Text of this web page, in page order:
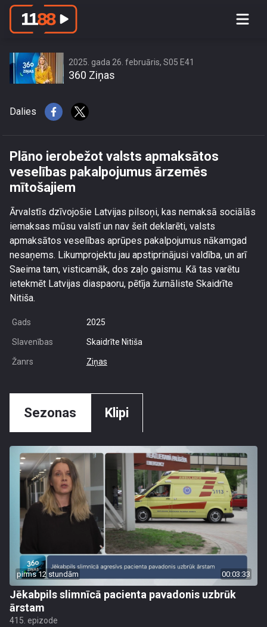
Plāno ierobežot valsts apmaksātos
2025. gada 26. februāris, S05 E41
360 Ziņas
Dalies
Plāno ierobežot valsts apmaksātos
veselības pakalpojumus ārzemēs
mītošajiem
Ārvalstīs dzīvojošie Latvijas pilsoņi, kas nemaksā sociālās
iemaksas mūsu valstī un nav šeit deklarēti, valsts
apmaksātos veselības aprūpes pakalpojumus nākamgad
nesaņems. Likumprojektu jau apstiprinājusi valdība, un arī
Saeima tam, visticamāk, dos zaļo gaismu. Kā tas varētu
ietekmēt Latvijas diaspaoru, pētīja žurnāliste Skaidrīte
Nitiša.
Gads 2025
Slavenības Skaidrīte Nitiša
Žanrs Ziņas
Sezonas Klipi
pirms 12 stundām 00:03:33
Jēkabpils slimnīcā pacienta pavadonis uzbrūk
ārstam
415. epizode